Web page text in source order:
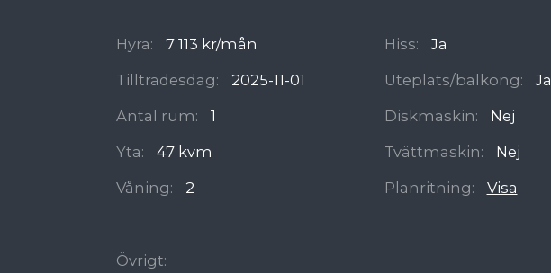
Hyra:
7 113 kr/mån
Tillträdesdag:
2025-11-01
Antal rum:
1
Yta:
47 kvm
Våning:
2
Hiss:
Ja
Uteplats/balkong:
Ja
Diskmaskin:
Nej
Tvättmaskin:
Nej
Planritning:
Visa
Övrigt: